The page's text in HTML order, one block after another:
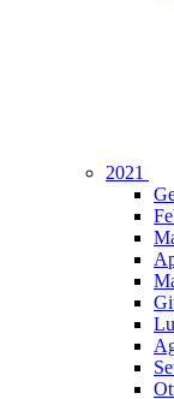
2021